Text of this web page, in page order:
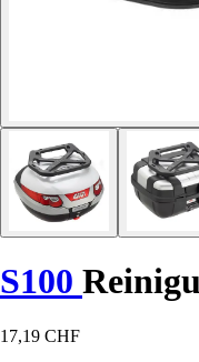
S100
17,19 CHF